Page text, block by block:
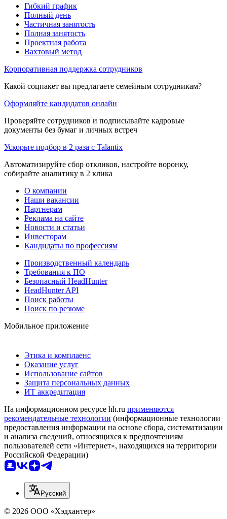
Гибкий график
Полный день
Частичная занятость
Полная занятость
Проектная работа
Вахтовый метод
Корпоративная поддержка сотрудников
Какой соцпакет вы предлагаете семейным сотрудникам?
Оформляйте кандидатов онлайн
Проверяйте сотрудников и подписывайте кадровые
документы без бумаг и личных встреч
Ускорьте подбор в 2 раза с Talantix
Автоматизируйте сбор откликов, настройте воронку,
собирайте аналитику в 2 клика
О компании
Наши вакансии
Партнерам
Реклама на сайте
Новости и статьи
Инвесторам
Кандидаты по профессиям
Производственный календарь
Требования к ПО
Безопасный HeadHunter
HeadHunter API
Поиск работы
Поиск по резюме
Мобильное приложение
Этика и комплаенс
Оказание услуг
Использование сайтов
Защита персональных данных
ИТ аккредитация
На информационном ресурсе hh.ru применяются
рекомендательные технологии (информационные технологии
предоставления информации на основе сбора, систематизации
и анализа сведений, относящихся к предпочтениям
пользователей сети «Интернет», находящихся на территории
Российской Федерации)
Русский
© 2026 ООО «Хэдхантер»